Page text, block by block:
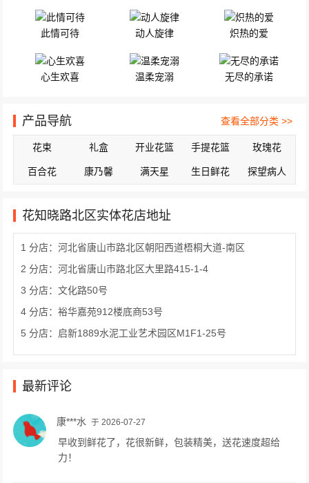
此情可待 动人旋律 炽热的爱
心生欢喜 温柔宠溺 无尽的承诺
产品导航 查看全部分类 >>
花束 礼盒 开业花篮 手提花篮 玫瑰花
百合花 康乃馨 满天星 生日鲜花 探望病人
花知晓路北区实体花店地址
1 分店：河北省唐山市路北区朝阳西道梧桐大道-南区
2 分店：河北省唐山市路北区大里路415-1-4
3 分店：文化路50号
4 分店：裕华嘉苑912楼底商53号
5 分店：启新1889水泥工业艺术园区M1F1-25号
最新评论
康***水 于 2026-07-27
早收到鲜花了，花很新鲜，包装精美，送花速度超给
力！